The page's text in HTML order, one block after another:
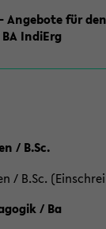
Angebote für
IndiErg
/ B.Sc.
/ B.Sc.
/ Ba